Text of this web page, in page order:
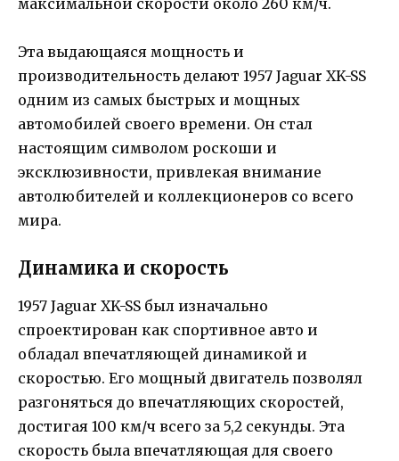
Эта выдающаяся мощность и
производительность делают 1957 Jaguar XK-SS
одним из самых быстрых и мощных
автомобилей своего времени. Он стал
настоящим символом роскоши и
эксклюзивности, привлекая внимание
автолюбителей и коллекционеров со всего
мира.
Динамика и скорость
1957 Jaguar XK-SS был изначально
спроектирован как спортивное авто и
обладал впечатляющей динамикой и
скоростью. Его мощный двигатель позволял
разгоняться до впечатляющих скоростей,
достигая 100 км/ч всего за 5,2 секунды. Эта
скорость была впечатляющая для своего